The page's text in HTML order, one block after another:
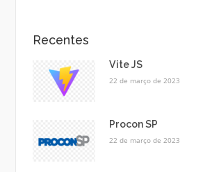
Recentes
Vite JS
22 de março de 2023
Procon SP
22 de março de 2023